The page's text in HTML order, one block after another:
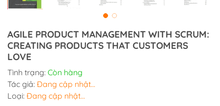
AGILE PRODUCT MANAGEMENT WITH SCRUM:
CREATING PRODUCTS THAT CUSTOMERS
LOVE
Tình trạng: Còn hàng
Tác giả: Đang cập nhật...
Loại: Đang cập nhật...